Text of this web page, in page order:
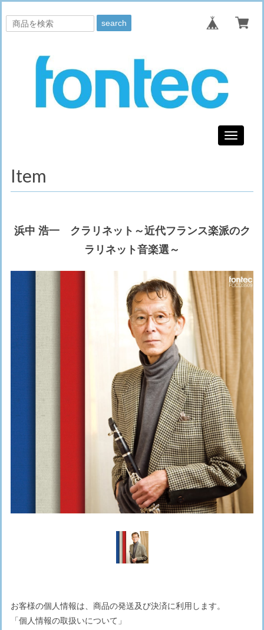
search
Toggle
Item
浜中 浩一 クラリネット～近代フランス楽派のク
ラリネット音楽選～
お客様の個人情報は、商品の発送及び決済に利用します。
「個人情報の取扱いについて」